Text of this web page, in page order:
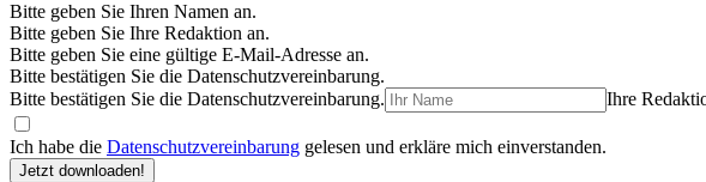
Bitte geben Sie Ihren Namen an.
Bitte geben Sie Ihre Redaktion an.
Bitte geben Sie eine gültige E-Mail-Adresse an.
Bitte bestätigen Sie die Datenschutzvereinbarung.
Bitte bestätigen Sie die Datenschutzvereinbarung.
Ihre
Ich habe die Datenschutzvereinbarung gelesen und erkläre mich einverstanden.
Jetzt downloaden!